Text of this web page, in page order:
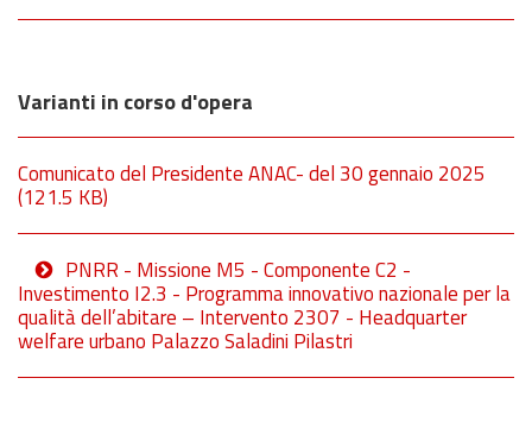
Varianti in corso d'opera
Comunicato del Presidente ANAC- del 30 gennaio 2025
(121.5 KB)
PNRR - Missione M5 - Componente C2 -
Investimento I2.3 - Programma innovativo nazionale per la
qualità dell’abitare – Intervento 2307 - Headquarter
welfare urbano Palazzo Saladini Pilastri